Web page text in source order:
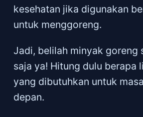
kesehatan jika digunakan
untuk menggoreng.
Jadi, belilah minyak goreng
saja ya! Hitung dulu berapa
yang dibutuhkan untuk
depan.